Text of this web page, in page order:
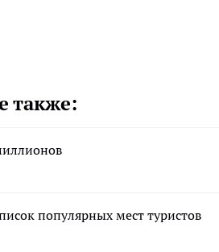
также:
популярных мест туристов